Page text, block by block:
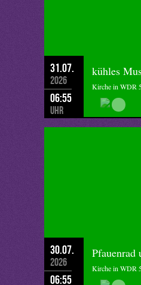
31.07.
2026
06:55
Uhr
kühles
Kirche in WDR
30.07.
2026
06:55
Pfauenrad
Kirche in WDR